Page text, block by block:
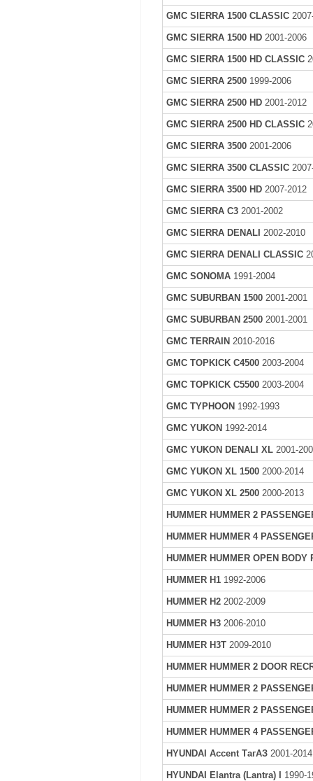
GMC SIERRA 1500 CLASSIC
GMC SIERRA 1500 HD 2001-2006
GMC SIERRA 1500 HD CLASSIC
GMC SIERRA 2500 1999-2006
GMC SIERRA 2500 HD 2001-2012
GMC SIERRA 2500 HD CLASSIC
GMC SIERRA 3500 2001-2006
GMC SIERRA 3500 CLASSIC
GMC SIERRA 3500 HD 2007-2012
GMC SIERRA C3 2001-2002
GMC SIERRA DENALI 2002-2010
GMC SIERRA DENALI CLASSIC
GMC SONOMA 1991-2004
GMC SUBURBAN 1500 2001-2001
GMC SUBURBAN 2500 2001-2001
GMC TERRAIN 2010-2016
GMC TOPKICK C4500 2003-2004
GMC TOPKICK C5500 2003-2004
GMC TYPHOON 1992-1993
GMC YUKON 1992-2014
GMC YUKON DENALI XL 2001-
GMC YUKON XL 1500 2000-2014
GMC YUKON XL 2500 2000-2013
HUMMER HUMMER 2
HUMMER HUMMER 4
HUMMER HUMMER OPEN BODY
HUMMER H1 1992-2006
HUMMER H2 2002-2009
HUMMER H32006-2010
HUMMER H3T 2009-2010
HUMMER HUMMER 2 DOOR
HUMMER HUMMER 2
HUMMER HUMMER 2
HUMMER HUMMER 4
HYUNDAI Accent ТагАЗ 2001-2014
HYUNDAI Elantra (Lantra) I 1990-